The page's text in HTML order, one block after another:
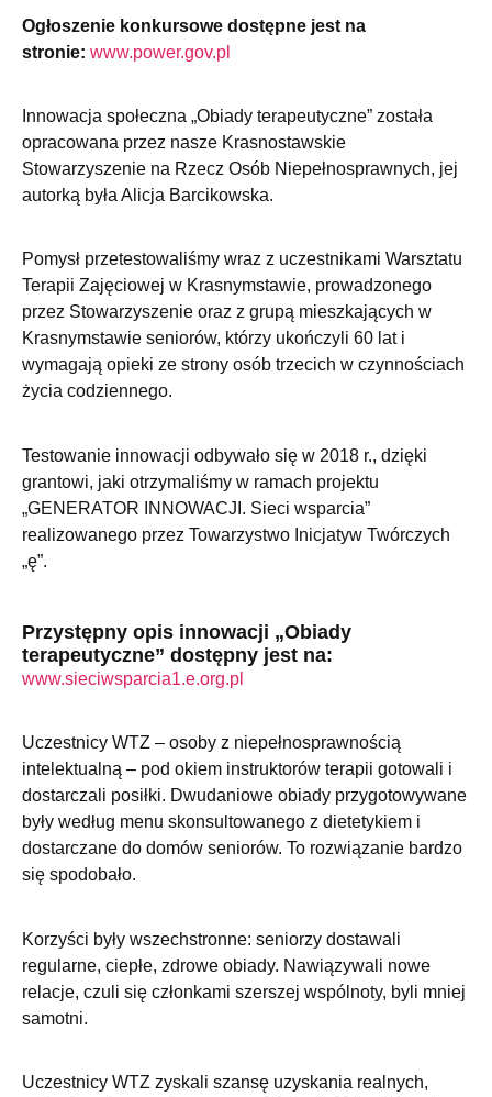
Ogłoszenie konkursowe dostępne jest na
stronie: www.power.gov.pl
Innowacja społeczna „Obiady terapeutyczne” została
opracowana przez nasze Krasnostawskie
Stowarzyszenie na Rzecz Osób Niepełnosprawnych, jej
autorką była Alicja Barcikowska.
Pomysł przetestowaliśmy wraz z uczestnikami Warsztatu
Terapii Zajęciowej w Krasnymstawie, prowadzonego
przez Stowarzyszenie oraz z grupą mieszkających w
Krasnymstawie seniorów, którzy ukończyli 60 lat i
wymagają opieki ze strony osób trzecich w czynnościach
życia codziennego.
Testowanie innowacji odbywało się w 2018 r., dzięki
grantowi, jaki otrzymaliśmy w ramach projektu
„GENERATOR INNOWACJI. Sieci wsparcia”
realizowanego przez Towarzystwo Inicjatyw Twórczych
„ę”.
Przystępny opis innowacji „Obiady
terapeutyczne” dostępny jest na:
www.sieciwsparcia1.e.org.pl
Uczestnicy WTZ – osoby z niepełnosprawnością
intelektualną – pod okiem instruktorów terapii gotowali i
dostarczali posiłki. Dwudaniowe obiady przygotowywane
były według menu skonsultowanego z dietetykiem i
dostarczane do domów seniorów. To rozwiązanie bardzo
się spodobało.
Korzyści były wszechstronne: seniorzy dostawali
regularne, ciepłe, zdrowe obiady. Nawiązywali nowe
relacje, czuli się członkami szerszej wspólnoty, byli mniej
samotni.
Uczestnicy WTZ zyskali szansę uzyskania realnych,